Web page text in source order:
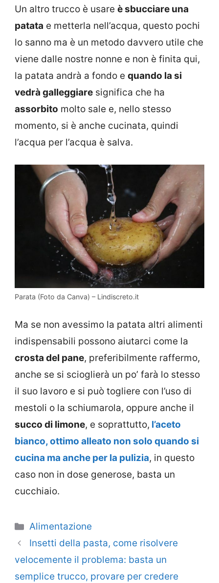
Un altro trucco è usare è sbucciare una
patata e metterla nell’acqua, questo pochi
lo sanno ma è un metodo davvero utile che
viene dalle nostre nonne e non è finita qui,
la patata andrà a fondo e quando la si
vedrà galleggiare significa che ha
assorbito molto sale e, nello stesso
momento, si è anche cucinata, quindi
l’acqua per l’acqua è salva.
Parata (Foto da Canva) – Lindiscreto.it
Ma se non avessimo la patata altri alimenti
indispensabili possono aiutarci come la
crosta del pane, preferibilmente raffermo,
anche se si scioglierà un po’ farà lo stesso
il suo lavoro e si può togliere con l’uso di
mestoli o la schiumarola, oppure anche il
succo di limone, e soprattutto, l’aceto
bianco, ottimo alleato non solo quando si
cucina ma anche per la pulizia, in questo
caso non in dose generose, basta un
cucchiaio.
Categorie
Alimentazione
Insetti della pasta, come risolvere
velocemente il problema: basta un
semplice trucco, provare per credere